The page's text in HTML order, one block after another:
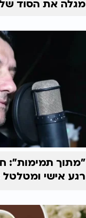
מגלה את הסוד
"מתוך תמימות":
רגע אישי